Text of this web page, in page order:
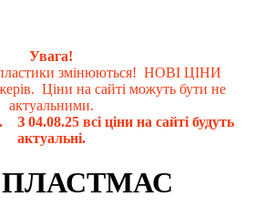
Увага!
змінюються! НОВІ ЦІНИ
Ціни на сайті можуть бути не
актуальними.
04.08.25 всі ціни на сайті будуть
актуальні.